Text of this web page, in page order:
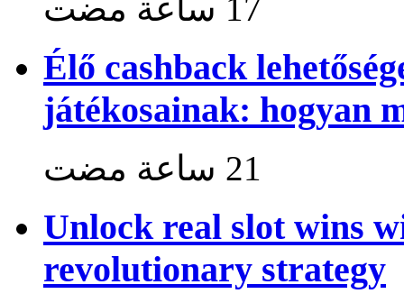
Élő cashback
játékosainak: hogyan
Unlock real slot wins
revolutionary strategy